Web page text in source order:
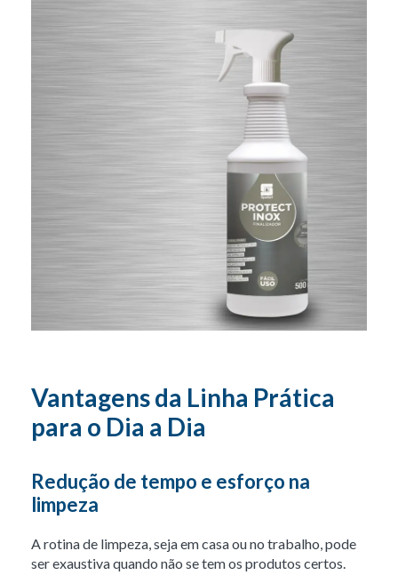
Vantagens da Linha Prática
para o Dia a Dia
Redução de tempo e esforço na
limpeza
A rotina de limpeza, seja em casa ou no trabalho, pode
ser exaustiva quando não se tem os produtos certos.